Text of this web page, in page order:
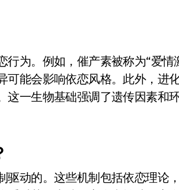
为。例如，催产素被称为“爱情
能会影响依恋风格。此外，进
一生物基础强调了遗传因素和
动的。这些机制包括依恋理论